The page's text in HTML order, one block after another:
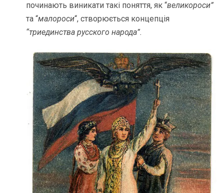
починають виникати такі поняття, як “великороси”
та “малороси“, створюється концепція
“триединства русского народа”.